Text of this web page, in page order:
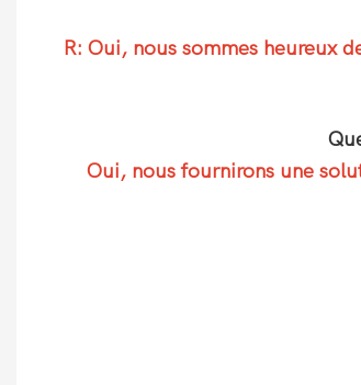
R: Oui, nous sommes heureux
Oui, nous fournirons une